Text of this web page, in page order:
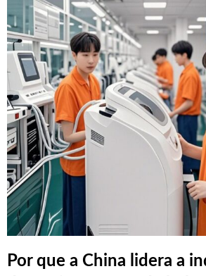
Por que a China lidera a